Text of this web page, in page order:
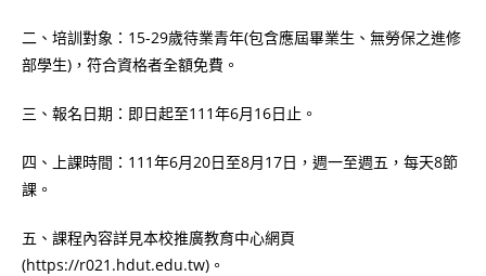
二、培訓對象：15-29歲待業青年(包含應屆畢業生、無勞保之進修
部學生)，符合資格者全額免費。
三、報名日期：即日起至111年6月16日止。
四、上課時間：111年6月20日至8月17日，週一至週五，每天8節
課。
五、課程內容詳見本校推廣教育中心網頁
(https://r021.hdut.edu.tw)。